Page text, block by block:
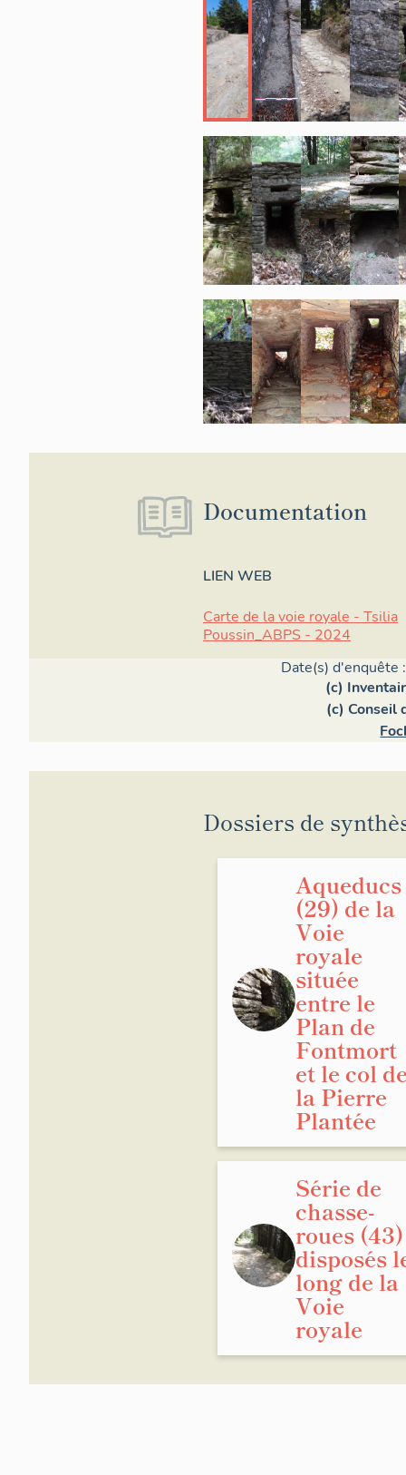
Documentation
LIEN WEB
Carte de la voie royale - Tsilia
Poussin_ABPS - 2024
Date(s) d'enquête
(c)
(c) Conseil
Dossiers de
Aqueducs
(29) de la
Voie
royale
située
entre le
Plan de
Fontmort
et le col
la Pierre
Plantée
Série de
chasse-
roues (43)
disposés
long de la
Voie
royale